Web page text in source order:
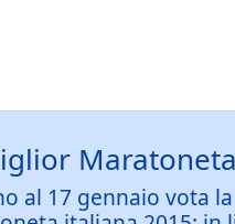
al 17 gennaio vota